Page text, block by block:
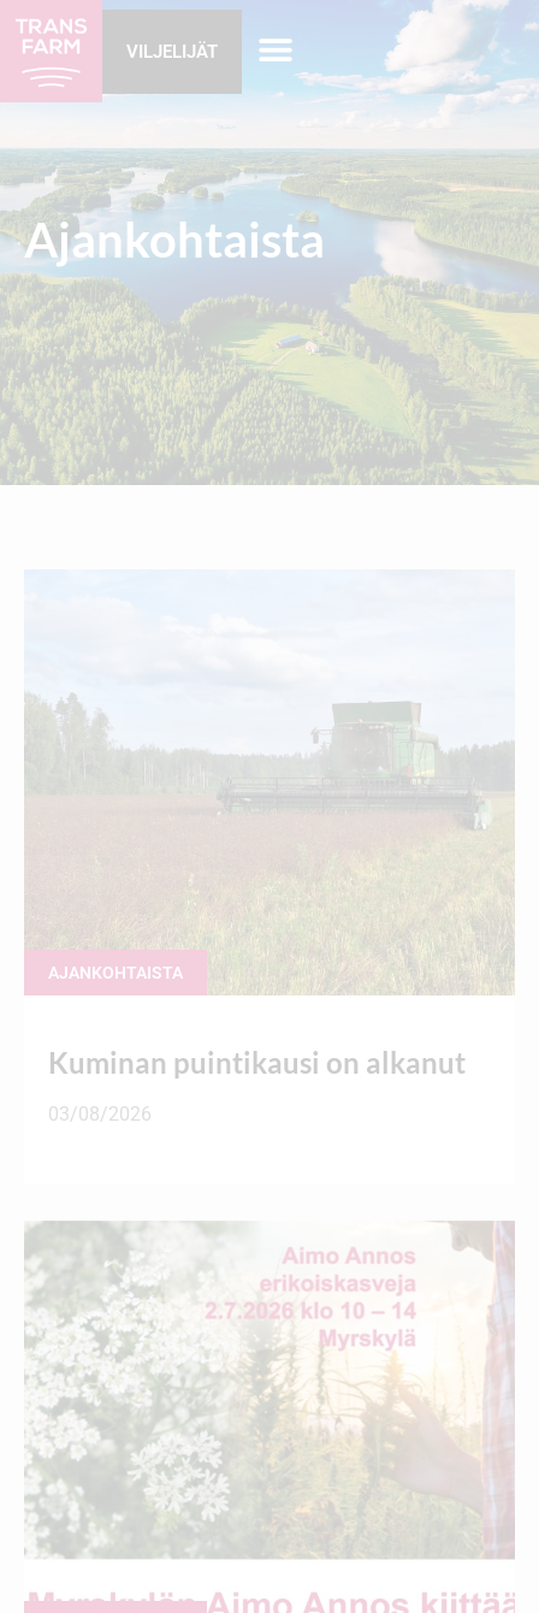
VILJELIJÄT
Ajankohtaista
AJANKOHTAISTA
Kuminan puintikausi on alkanut
03/08/2026